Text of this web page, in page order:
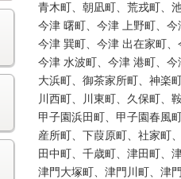
青木町、朝凪町、荒戎町、
今津 曙町、今津 上野町、
今津 巽町、今津 出在家町
今津 水波町、今津 港町、
大浜町、御茶家所町、神楽
川西町、川東町、久保町、
甲子園浜田町、甲子園春風
産所町、下葭原町、社家町
田中町、千歳町、津田町、
津門大塚町、津門川町、津